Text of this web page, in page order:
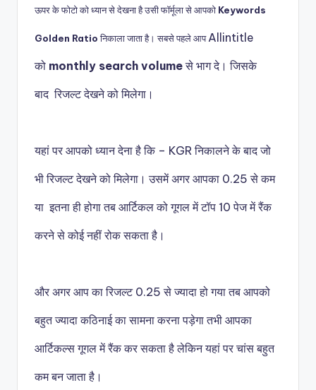
ऊपर के फोटो को ध्यान से देखना है उसी फॉर्मूला से आपको Keywords
Golden Ratioनिकाला जाता है। सबसे पहले आपAllintitle
को monthly search volumeसे भाग दे। जिसके
बाद रिजल्ट देखने को मिलेगा।
यहां पर आपको ध्यान देना है कि – KGR निकालने के बाद जो
भी रिजल्ट देखने को मिलेगा। उसमें अगर आपका 0.25 से कम
या इतना ही होगा तब आर्टिकल को गूगल में टॉप 10 पेज में रैंक
करने से कोई नहीं रोक सकता है।
और अगर आप का रिजल्ट 0.25 से ज्यादा हो गया तब आपको
बहुत ज्यादा कठिनाई का सामना करना पड़ेगा तभी आपका
आर्टिकल्स गूगल में रैंक कर सकता है लेकिन यहां पर चांस बहुत
कम बन जाता है।